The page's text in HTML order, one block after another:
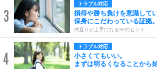
3
トラブル対応
損得や勝ち負けを意識して
保身にこだわっている証拠。
仲直りが上手になる30のヒント
4
トラブル対応
小さくてもいい。
まずは明るくなることから